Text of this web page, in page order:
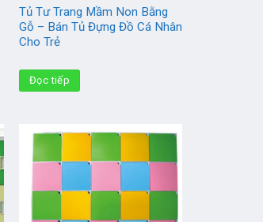
Tủ Tư Trang Mầm Non Bằng
Gỗ – Bán Tủ Đựng Đồ Cá Nhân
Cho Trẻ
Đọc tiếp